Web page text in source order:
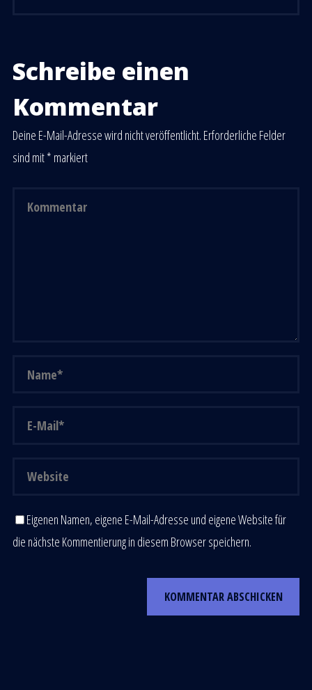
Schreibe einen
Kommentar
Deine E-Mail-Adresse wird nicht veröffentlicht. Erforderliche Felder
sind mit* markiert
Eigenen Namen, eigene E-Mail-Adresse und eigene Website für
die nächste Kommentierung in diesem Browser speichern.